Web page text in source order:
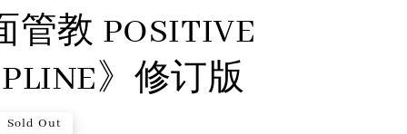
管教 POSITIVE
》修订版
Sold Out